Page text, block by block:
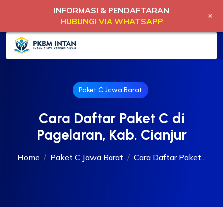
Paket C Jawa Barat
Cara Daftar Paket C di
Pagelaran, Kab. Cianjur
Home Paket C Jawa Barat Cara Daftar Paket...
INFORMASI & PENDAFTARAN
HUBUNGI VIA WHATSAPP
+